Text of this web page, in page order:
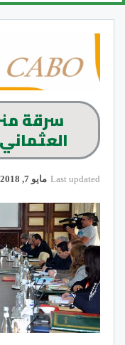
سرقة
Last updated مايو 7, 2018